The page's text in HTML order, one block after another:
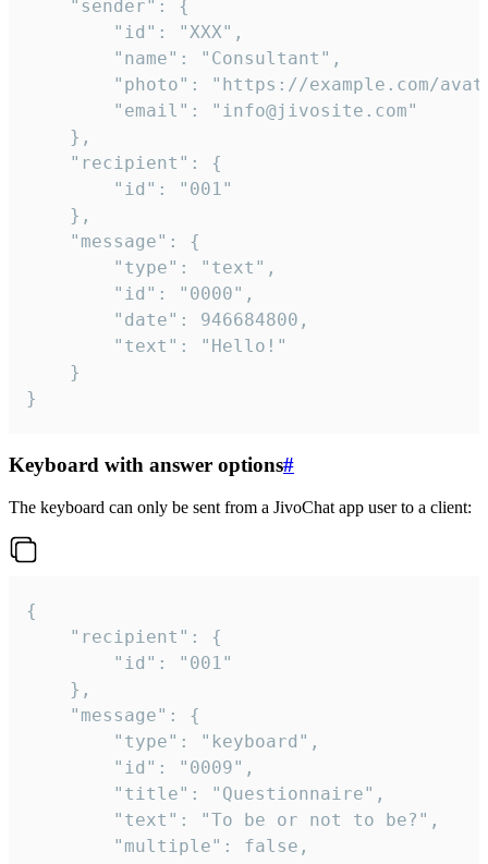
}
Keyboard with answer options#
The keyboard can only be sent from a JivoChat app user to a client:
{